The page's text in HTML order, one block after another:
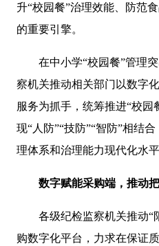
升“校园餐”治理效能、防范
的重要引擎。
在中小学“校园餐”管理突
察机关推动相关部门以数字
服务为抓手，统筹推进“校
现“人防”“技防”“智防”相结
理体系和治理能力现代化水平
数字赋能采购端，推动
各级纪检监察机关推动“
购数字化平台，力求在保证